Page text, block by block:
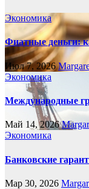
Экономика
Фиатные деньги:
Июл 7, 2026
Экономика
Международные
Май 14, 2026
Экономика
Банковские
Мар 30, 2026